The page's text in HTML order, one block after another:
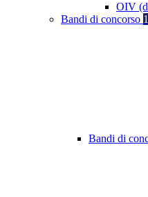
OIV
Bandi di concorso
Bandi di